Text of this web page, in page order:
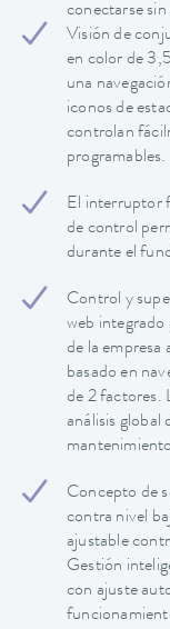
conectarse
Visión de
en color de
una
iconos de
controlan
programables.
El interruptor
de control
durante el
Control y
web
de la
basado en
de 2 factores.
análisis global
Concepto de
contra nivel
ajustable
Gestión
con ajuste